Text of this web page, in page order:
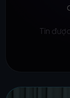
Tin